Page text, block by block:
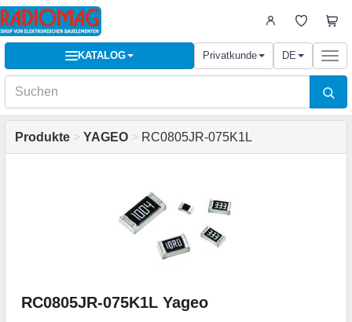
KATALOG Privatkunde DE
Produkte > YAGEO > RC0805JR-075K1L
RC0805JR-075K1L Yageo